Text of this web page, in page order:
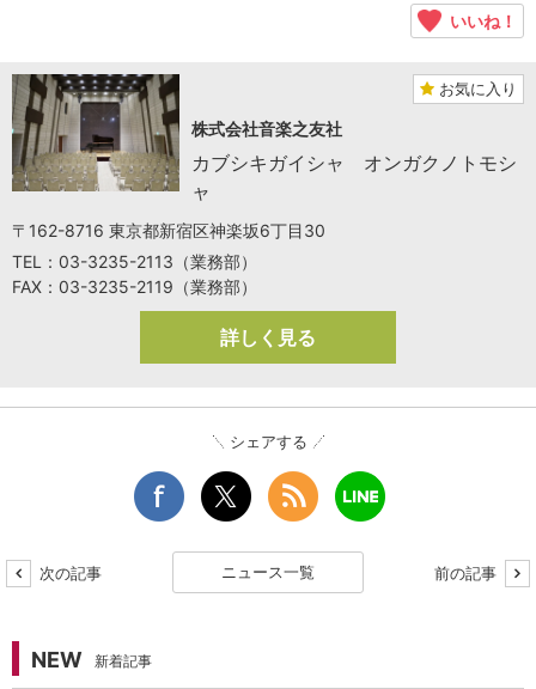
いいね！
お気に入り
株式会社音楽之友社
カブシキガイシャ オンガクノトモシ
ャ
〒162-8716 東京都新宿区神楽坂6丁目30
TEL：03-3235-2113（業務部）
FAX：03-3235-2119（業務部）
詳しく見る
シェアする
次の記事 ニュース一覧 前の記事
NEW 新着記事